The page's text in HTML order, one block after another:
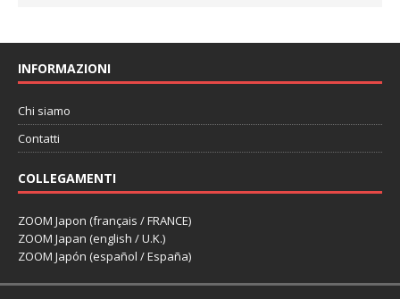
INFORMAZIONI
Chi siamo
Contatti
COLLEGAMENTI
ZOOM Japon (français / FRANCE)
ZOOM Japan (english / U.K.)
ZOOM Japón (español / España)